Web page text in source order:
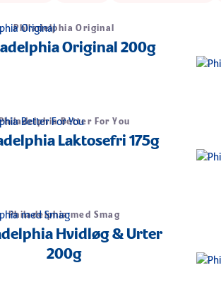
Philadelphia Original
Original 200g
Better For You
Laktosefri 175g
Philadelphia med Smag
Hvidløg & Urter
200g